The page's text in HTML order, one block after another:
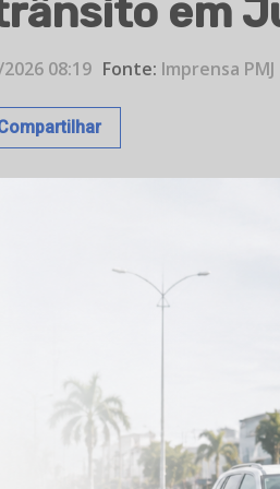
em
08:19 Fonte: Imprensa PMJ